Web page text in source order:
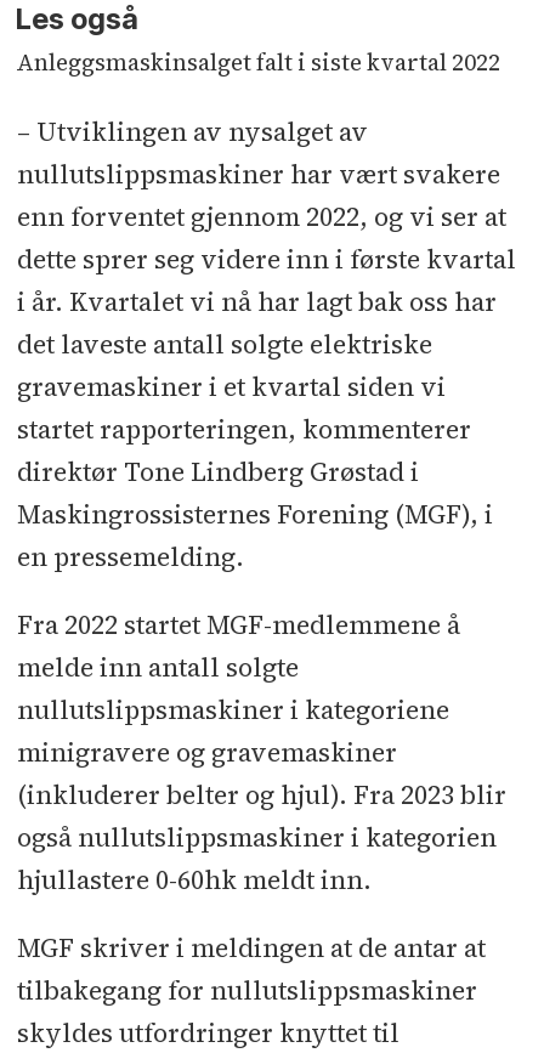
Les også
Anleggsmaskinsalget falt i siste kvartal 2022
– Utviklingen av nysalget av
nullutslippsmaskiner har vært svakere
enn forventet gjennom 2022, og vi ser at
dette sprer seg videre inn i første kvartal
i år. Kvartalet vi nå har lagt bak oss har
det laveste antall solgte elektriske
gravemaskiner i et kvartal siden vi
startet rapporteringen, kommenterer
direktør Tone Lindberg Grøstad i
Maskingrossisternes Forening (MGF), i
en pressemelding.
Fra 2022 startet MGF-medlemmene å
melde inn antall solgte
nullutslippsmaskiner i kategoriene
minigravere og gravemaskiner
(inkluderer belter og hjul). Fra 2023 blir
også nullutslippsmaskiner i kategorien
hjullastere 0-60hk meldt inn.
MGF skriver i meldingen at de antar at
tilbakegang for nullutslippsmaskiner
skyldes utfordringer knyttet til